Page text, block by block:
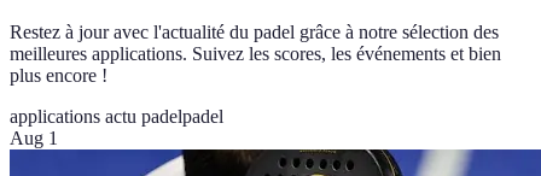
Restez à jour avec l'actualité du padel grâce à notre sélection des
meilleures applications. Suivez les scores, les événements et bien
plus encore !
applications actu padelpadel
Aug 1